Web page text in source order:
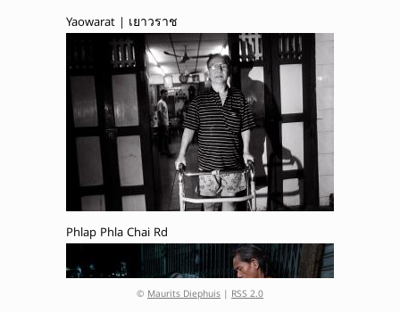
Yaowarat | เยาวราช
Phlap Phla Chai Rd
© Maurits Diephuis | RSS 2.0